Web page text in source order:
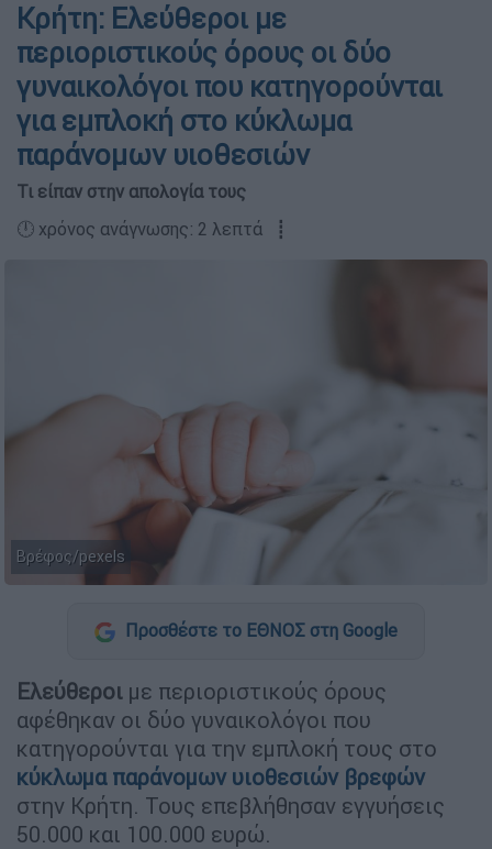
Κρήτη: Ελεύθεροι με
περιοριστικούς όρους οι δύο
γυναικολόγοι που κατηγορούνται
για εμπλοκή στο κύκλωμα
παράνομων υιοθεσιών
Τι είπαν στην απολογία τους
🕛 χρόνος ανάγνωσης: 2 λεπτά ┋
Βρέφος/pexels
Προσθέστε το ΕΘΝΟΣ στη Google
Ελεύθεροι με περιοριστικούς όρους
αφέθηκαν οι δύο γυναικολόγοι που
κατηγορούνται για την εμπλοκή τους στο
κύκλωμα παράνομων υιοθεσιών βρεφών
στην Κρήτη. Τους επεβλήθησαν εγγυήσεις
50.000 και 100.000 ευρώ.